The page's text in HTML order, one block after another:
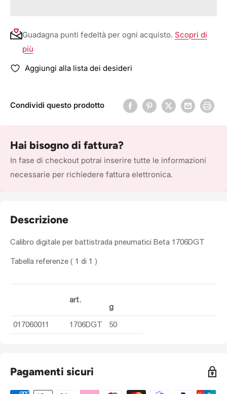
Guadagna punti fedeltà per ogni acquisto. Scopri di
più
Aggiungi alla lista dei desideri
Condividi questo prodotto
Hai bisogno di fattura?
In fase di checkout potrai inserire tutte le informazioni
necessarie per richiedere fattura elettronica.
Descrizione
Calibro digitale per battistrada pneumatici Beta 1706DGT
Tabella referenze ( 1 di 1 )
art.
g
017060011 1706DGT 50
Pagamenti sicuri